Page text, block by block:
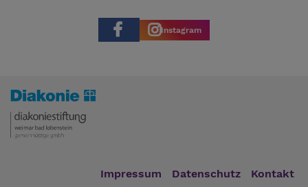
Instagram
Impressum Datenschutz Kontakt